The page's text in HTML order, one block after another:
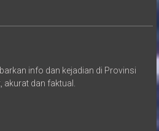
info dan kejadian di Provinsi
akurat dan faktual.